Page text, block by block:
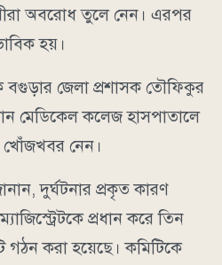
অবরোধ তুলে নেন। এরপর
হয়।
বগুড়ার জেলা প্রশাসক তৌফিকুর
মেডিকেল কলেজ হাসপাতালে
খোঁজখবর নেন।
দুর্ঘটনার প্রকৃত কারণ
প্রধান করে তিন
গঠন করা হয়েছে। কমিটিকে